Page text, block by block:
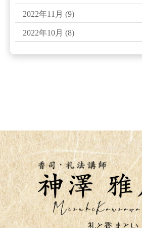
2022年11月 (9)
2022年10月 (8)
礼と香 まとい